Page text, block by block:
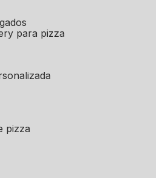
para pizza
pizza